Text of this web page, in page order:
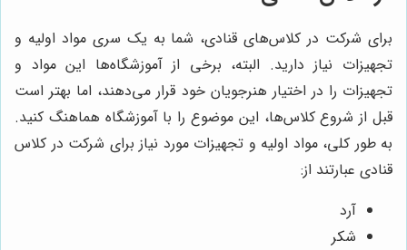
برای شرکت در کلاس‌های قنادی، شما به یک سری مواد اولیه و
تجهیزات نیاز دارید. البته، برخی از آموزشگاه‌ها این مواد و
تجهیزات را در اختیار هنرجویان خود قرار می‌دهند، اما بهتر است
قبل از شروع کلاس‌ها، این موضوع را با آموزشگاه هماهنگ کنید.
به طور کلی، مواد اولیه و تجهیزات مورد نیاز برای شرکت در کلاس
قنادی عبارتند از:
آرد
شکر